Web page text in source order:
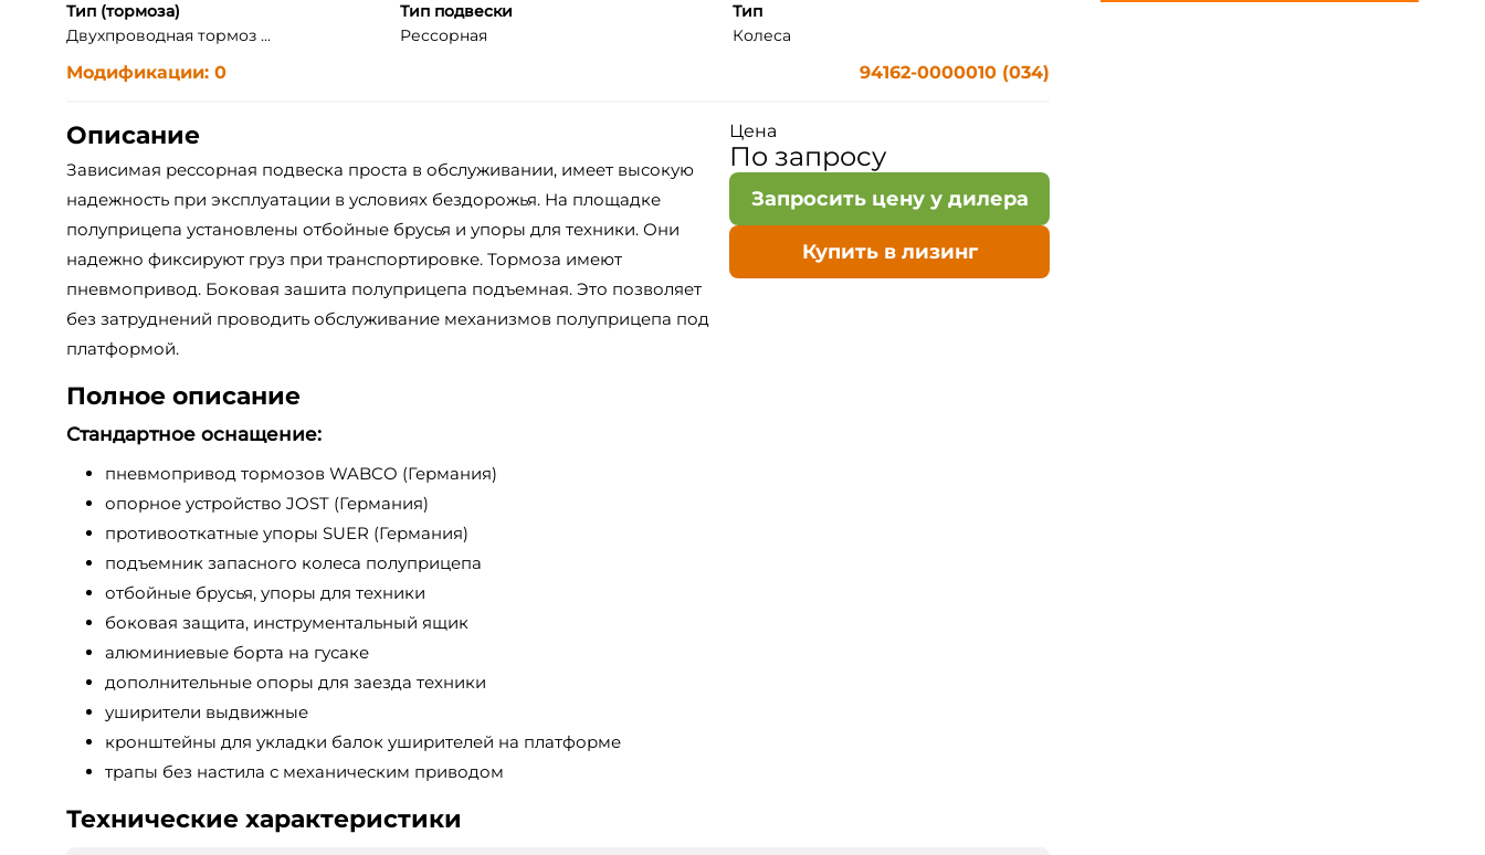
Тип (тормоза)
Двухпроводная тормоз ...
Тип подвески
Рессорная
Тип
Колеса
Модификации: 0 94162-0000010 (034)
Описание
Зависимая рессорная подвеска проста в обслуживании, имеет высокую
надежность при эксплуатации в условиях бездорожья. На площадке
полуприцепа установлены отбойные брусья и упоры для техники. Они
надежно фиксируют груз при транспортировке. Тормоза имеют
пневмопривод. Боковая зашита полуприцепа подъемная. Это позволяет
без затруднений проводить обслуживание механизмов полуприцепа под
платформой.
Цена
По запросу
Запросить цену у дилера
Купить в лизинг
Полное описание
Стандартное оснащение:
пневмопривод тормозов WABCO (Германия)
опорное устройство JOST (Германия)
противооткатные упоры SUER (Германия)
подъемник запасного колеса полуприцепа
отбойные брусья, упоры для техники
боковая защита, инструментальный ящик
алюминиевые борта на гусаке
дополнительные опоры для заезда техники
уширители выдвижные
кронштейны для укладки балок уширителей на платформе
трапы без настила с механическим приводом
Технические характеристики